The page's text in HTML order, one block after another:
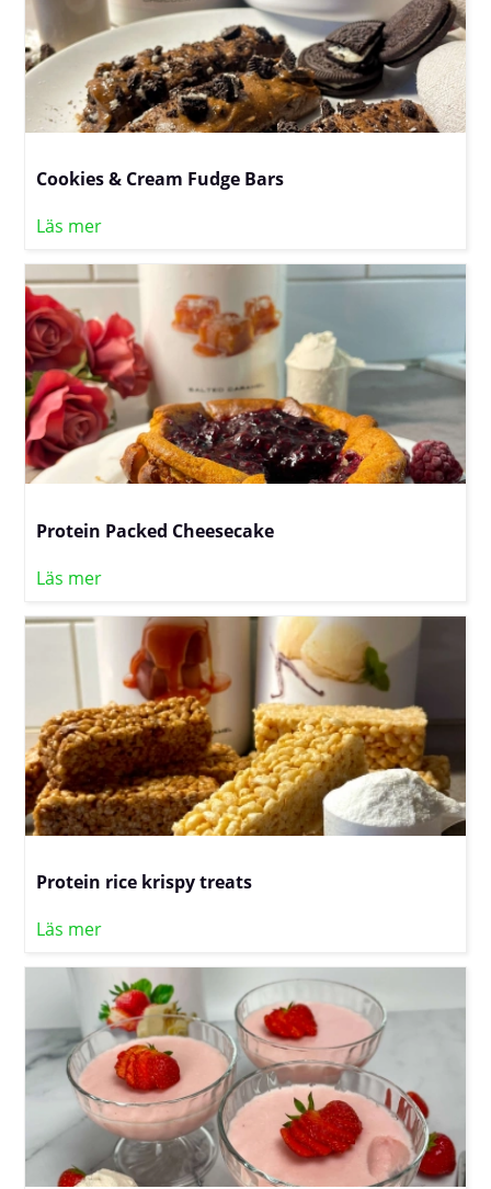
Cookies & Cream Fudge Bars
Läs mer
Protein Packed Cheesecake
Läs mer
Protein rice krispy treats
Läs mer